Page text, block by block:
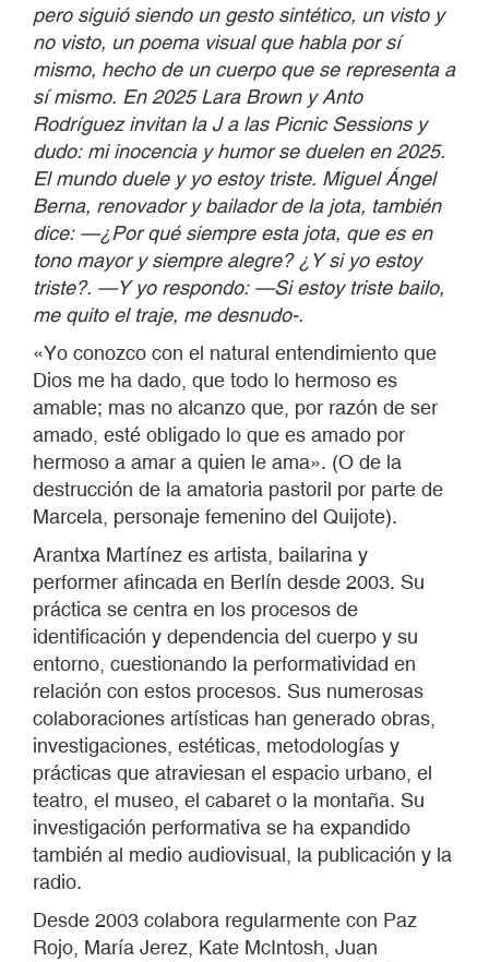
pero siguió siendo un gesto sintético, un visto y
no visto, un poema visual que habla por sí
mismo, hecho de un cuerpo que se representa a
sí mismo. En 2025 Lara Brown y Anto
Rodríguez invitan la J a las Picnic Sessions y
dudo: mi inocencia y humor se duelen en 2025.
El mundo duele y yo estoy triste. Miguel Ángel
Berna, renovador y bailador de la jota, también
dice: —¿Por qué siempre esta jota, que es en
tono mayor y siempre alegre? ¿Y si yo estoy
triste?. —Y yo respondo: —Si estoy triste bailo,
me quito el traje, me desnudo-.
«Yo conozco con el natural entendimiento que
Dios me ha dado, que todo lo hermoso es
amable; mas no alcanzo que, por razón de ser
amado, esté obligado lo que es amado por
hermoso a amar a quien le ama». (O de la
destrucción de la amatoria pastoril por parte de
Marcela, personaje femenino del Quijote).
Arantxa Martínez es artista, bailarina y
performer afincada en Berlín desde 2003. Su
práctica se centra en los procesos de
identificación y dependencia del cuerpo y su
entorno, cuestionando la performatividad en
relación con estos procesos. Sus numerosas
colaboraciones artísticas han generado obras,
investigaciones, estéticas, metodologías y
prácticas que atraviesan el espacio urbano, el
teatro, el museo, el cabaret o la montaña. Su
investigación performativa se ha expandido
también al medio audiovisual, la publicación y la
radio.
Desde 2003 colabora regularmente con Paz
Rojo, María Jerez, Kate McIntosh, Juan